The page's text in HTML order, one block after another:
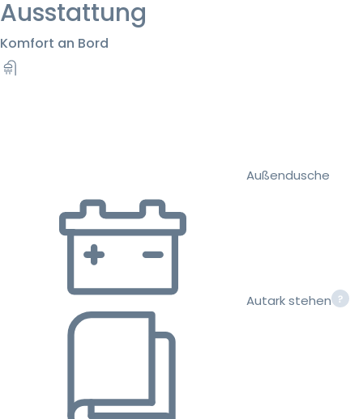
Ausstattung
Komfort an Bord
Außendusche
Autark stehen